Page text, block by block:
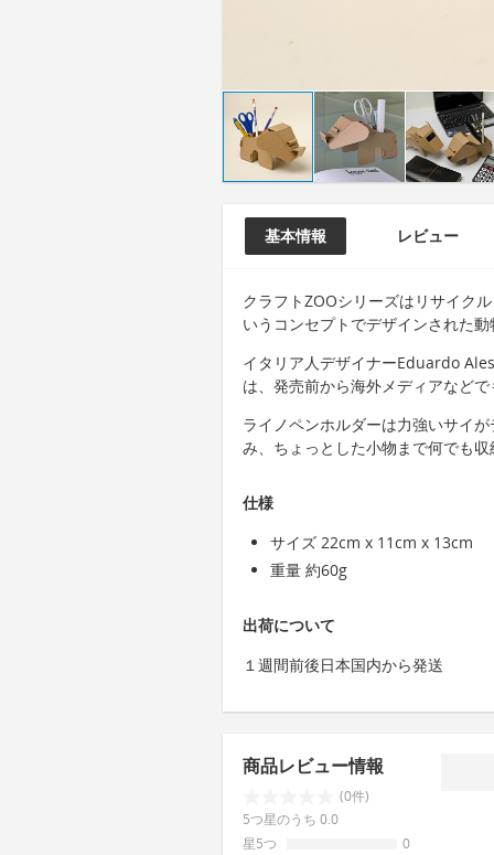
基本情報 レビュー
クラフトZOOシリーズはリサイク
いうコンセプトでデザインされた動
イタリア人デザイナーEduardo
は、発売前から海外メディアなどで
ライノペンホルダーは力強いサイ
み、ちょっとした小物まで何でも収
仕様
サイズ 22cm x 11cm x 13cm
重量 約60g
出荷について
１週間前後日本国内から発送
商品レビュー情報
(0件)
5つ星のうち 0.0
星5つ
0